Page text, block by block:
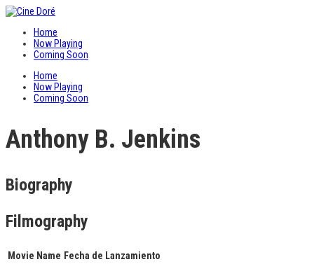
Home
Now Playing
Coming Soon
Home
Now Playing
Coming Soon
Anthony B. Jenkins
Biography
Filmography
Movie Name Fecha de Lanzamiento